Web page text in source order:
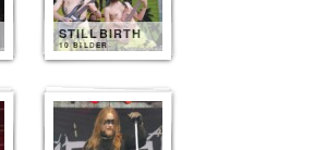
STILLBIRTH
10 BILDER